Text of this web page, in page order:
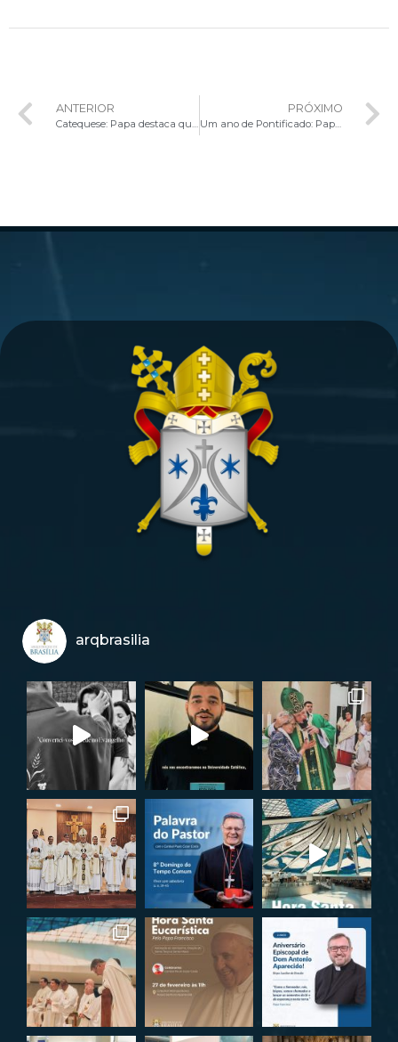
ANTERIOR PRÓXIMO
Um ano de Pontificado: Papa Leão XIV reafirma raízes agostinianas e o chamado à unidade da Igreja
arqbrasilia